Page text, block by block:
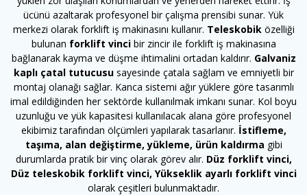
ücünü azaltarak profesyonel bir çalışma prensibi sunar. Yük
merkezi olarak forklift iş makinasını kullanır. Teleskobiközelliği
bulunan forklift vincibir zincir ile forklift iş makinasına
bağlanarak kayma ve düşme ihtimalini ortadan kaldırır. Galvaniz
kaplı çatal tutucususayesinde çatala sağlam ve emniyetli bir
montaj olanağı sağlar. Kanca sistemi ağır yüklere göre tasarımlı
imal edildiğinden her sektörde kullanılmak imkanı sunar. Kol boyu
uzunluğu ve yük kapasitesi kullanılacak alana göre profesyonel
ekibimiz tarafından ölçümleri yapılarak tasarlanır. İstifleme,
taşıma, alan değiştirme, yükleme, ürün kaldırma gibi
durumlarda pratik bir vinç olarak görev alır. Düz forklift vinci,
Düz teleskobik forklift vinci, Yükseklik ayarlı forklift vinci
olarak çeşitleri bulunmaktadır.